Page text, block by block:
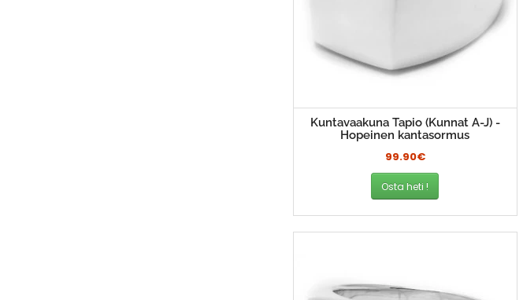
Kuntavaakuna Tapio (Kunnat A-J) -
Hopeinen kantasormus
99.90€
Osta heti !